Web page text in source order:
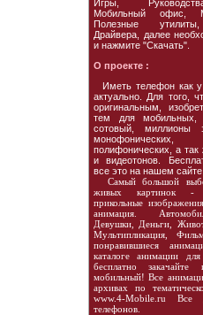
Игры,
Мобильный офис,
Полезные
Драйвера, далее
и нажмите "Скачать".
О проекте :
Иметь телефон как
актуально. Для того,
оригинальным,
тем для мобильных,
сотовый, миллионы
полифонических, а так
и видеотонов.
все это на нашем сайте.
Самый большой
живых картинок -
прикольные
анимация.
Девушки, Деньги,
Мультипликация,
понравившиеся
каталоге анимации
бесплатно
мобильный! Все
архивах по
www.4-Mobile.ru Все
телефонов.